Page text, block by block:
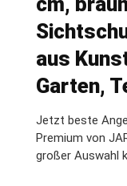
aus
Garten,
Jetzt beste
Premium von
großer Auswahl